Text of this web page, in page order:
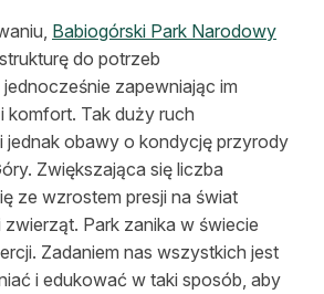
Babiogórski Park Narodowy
do potrzeb
zapewniając im
komfort. Tak duży ruch
obawy o kondycję przyrody
Zwiększająca się liczba
ze wzrostem presji na świat
Park zanika w świecie
Zadaniem nas wszystkich jest
i edukować w taki sposób, aby